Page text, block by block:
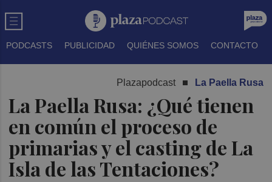
PODCASTS PUBLICIDAD QUIÉNES SOMOS CONTACTO
Plazapodcast La Paella Rusa
La Paella Rusa: ¿Qué tienen
en común el proceso de
primarias y el casting de La
Isla de las Tentaciones?